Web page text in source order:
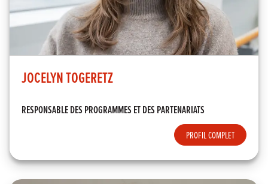
JOCELYN TOGERETZ
RESPONSABLE DES PROGRAMMES ET DES PARTENARIATS
PROFIL COMPLET